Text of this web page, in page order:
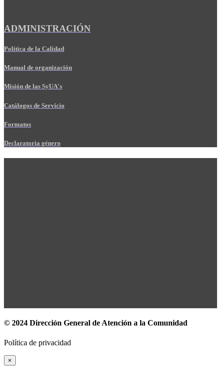
ADMINISTRACIÓN
Política de la Calidad
Manual de organización
Misión de las SyUA's
Catálogos de Servicio
Formatos
Declaratoria género
© 2024 Dirección General de Atención a la Comunidad
Política de privacidad
×